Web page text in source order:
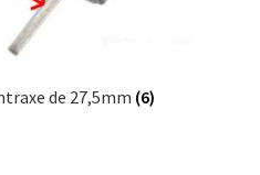
de 27,5mm (6)